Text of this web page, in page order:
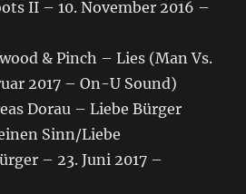
II – 10. November 2016 –
& Pinch – Lies (Man Vs.
2017 – On-U Sound)
Dorau – Liebe Bürger
Sinn/Liebe
– 23. Juni 2017 –